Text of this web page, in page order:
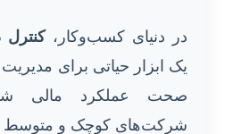
در دنیای کسب‌وکار،کنترل
یک ابزار حیاتی برای
صحت عملکرد مالی